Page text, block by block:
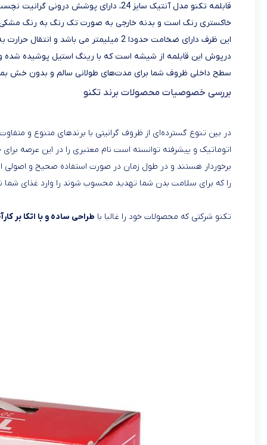
قابلمه تکنو مدل آنتیک سایز 24، دارای
خاکستری‌ رنگ است و بدنه خارجی به صورت تک رنگ به رنگ
این ظرف دارای ضخامت حدودا 2 میلیمتر
درپوش‌ این قابلمه از شیشه است که با رینگ استیل پوشیده شده‌
سطح داخلی ظروف شما برای مدت‌های طولانی سالم و بدون خش
بررسی خصوصیات محصولات برند تکنو
در بین تنوع گسترده‌ای از ظروف گرانیتی با برندهای متنوع و
اتوماتیک و پیشرفته توانسته است نام معتبری را در این عرصه
برخوردار هستند و در طول زمان در صورت استفاده صحیح و
را که برای سلامت بدن شما تهدید محسوب شوند را وارد غذای شما
تکنو شرکتی که محصولات خود را غالبا با طراحی ساده و با اتکا بر